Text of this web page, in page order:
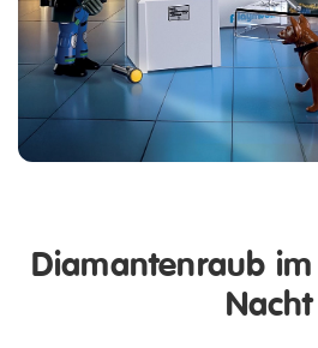
Diamantenraub
Nacht